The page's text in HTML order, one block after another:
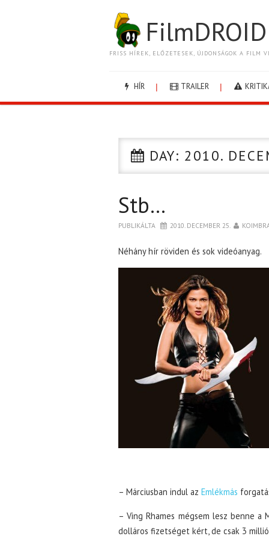
FilmDROID
FRISS HÍREK, ELŐZETESEK, ÚJDONSÁGOK A FILM
HÍR TRAILER
DAY: 2010.
Stb…
PUBLIKÁLTA 2010. DECEMBER 25.
Néhány hír röviden és sok videóanyag.
– Márciusban indul az Emlékmás
– Ving Rhames mégsem lesz benne a
dolláros fizetséget kért, de csak 3